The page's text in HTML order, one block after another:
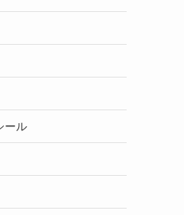
ール